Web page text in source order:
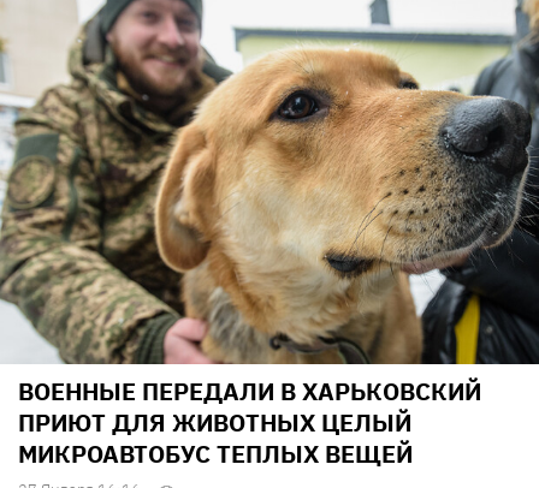
ВОЕННЫЕ ПЕРЕДАЛИ В ХАРЬКОВСКИЙ
ПРИЮТ ДЛЯ ЖИВОТНЫХ ЦЕЛЫЙ
МИКРОАВТОБУС ТЕПЛЫХ ВЕЩЕЙ